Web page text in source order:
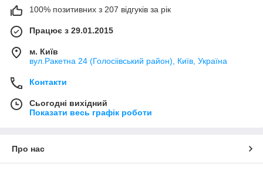
100% позитивних з 207 відгуків за рік
Працює з 29.01.2015
м. Київ
вул.Ракетна 24 (Голосіівський район), Київ, Україна
Контакти
Сьогодні вихідний
Показати весь графік роботи
Про нас